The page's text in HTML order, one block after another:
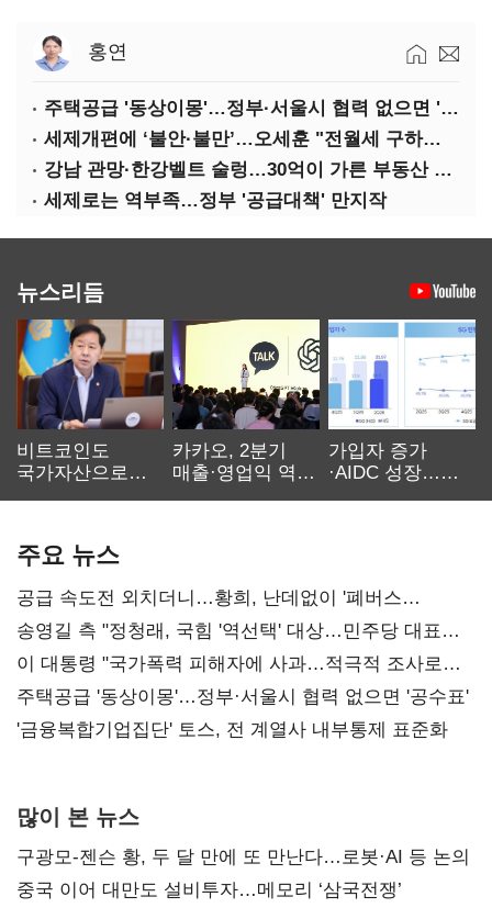
홍연
주택공급 '동상이몽'…정부·서울시 협력 없으면 '공수표'
세제개편에 ‘불안·불만’…오세훈 "전월세 구하기 더 힘들어질 것"
강남 관망·한강벨트 술렁…30억이 가른 부동산 민심
세제로는 역부족…정부 '공급대책' 만지작
뉴스리듬
비트코인도
국가자산으로…'
카카오, 2분기
매출·영업익 역대
가입자 증가
·AIDC 성장…
주요 뉴스
공급 속도전 외치더니…황희, 난데없이 '폐버스
리모델링' 제안
송영길 측 "정청래, 국힘 '역선택' 대상…민주당 대표로
총선 지휘 못해"
이 대통령 "국가폭력 피해자에 사과…적극적 조사로
진실 밝혀야"
주택공급 '동상이몽'…정부·서울시 협력 없으면 '공수표'
'금융복합기업집단' 토스, 전 계열사 내부통제 표준화
많이 본 뉴스
구광모-젠슨 황, 두 달 만에 또 만난다…로봇·AI 등 논의
중국 이어 대만도 설비투자…메모리 ‘삼국전쟁’